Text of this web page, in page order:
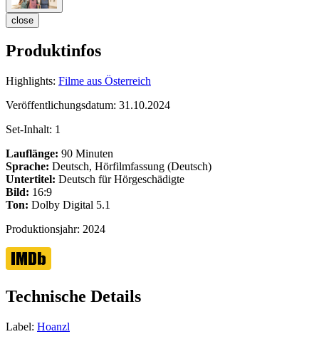
close
Produktinfos
Highlights: Filme aus Österreich
Veröffentlichungsdatum: 31.10.2024
Set-Inhalt: 1
Lauflänge: 90 Minuten
Sprache: Deutsch, Hörfilmfassung (Deutsch)
Untertitel: Deutsch für Hörgeschädigte
Bild: 16:9
Ton: Dolby Digital 5.1
Produktionsjahr: 2024
Technische Details
Label: Hoanzl